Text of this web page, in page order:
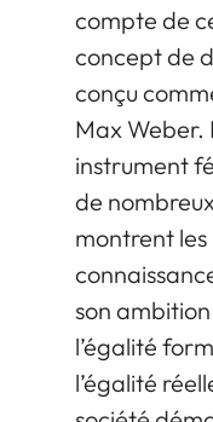
compte de
concept de
conçu
Max Weber.
instrument
de
montrent
son ambition
l’égalité
l’égalité